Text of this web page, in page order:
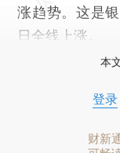
涨趋势。这是
日全线上涨。
本
登录
财新